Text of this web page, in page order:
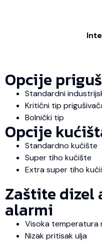
Opcije
Standardni
Kritični tip
Bolnički tip
Opcije
Standardno kućište
Super tiho kućište
Extra super tiho
Zaštite dizel
alarmi
Visoka temperatura
Nizak pritisak ulja